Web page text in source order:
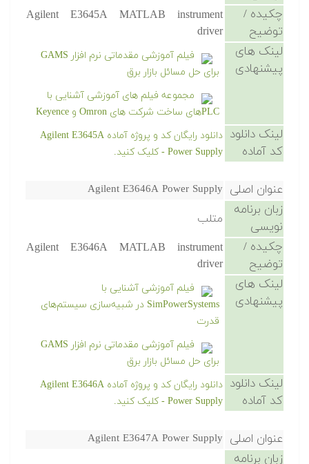
چکیده /
توضیح
Agilent E3645A MATLAB instrument
driver
لینک های
پیشنهادی
فیلم آموزشی مقدماتی نرم افزار GAMS
برای حل مسائل بازار برق
مجموعه فیلم های آموزشی آشنایی با
PLCهای ساخت شرکت های Omron و Keyence
لینک دانلود
کد آماده
دانلود رایگان کد و پروژه آماده Agilent E3645A
Power Supply - کلیک کنید.
عنوان اصلی Agilent E3646A Power Supply
زبان برنامه
نویسی
متلب
چکیده /
توضیح
Agilent E3646A MATLAB instrument
driver
لینک های
پیشنهادی
فیلم آموزشی آشنایی با
SimPowerSystems در شبیه‌سازی سیستم‌های
قدرت
فیلم آموزشی مقدماتی نرم افزار GAMS
برای حل مسائل بازار برق
لینک دانلود
کد آماده
دانلود رایگان کد و پروژه آماده Agilent E3646A
Power Supply - کلیک کنید.
عنوان اصلی Agilent E3647A Power Supply
زبان برنامه